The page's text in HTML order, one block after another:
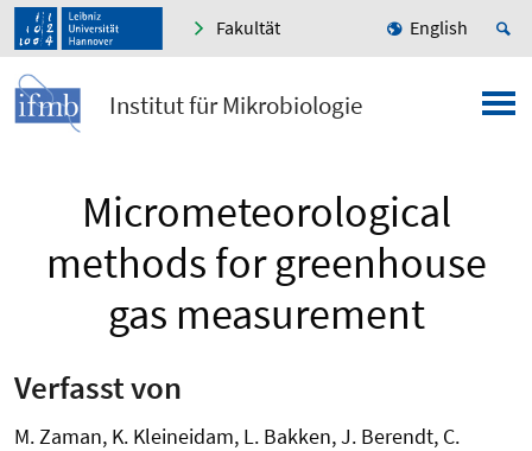
Fakultät English
Institut für Mikrobiologie
Micrometeorological
methods for greenhouse
gas measurement
Verfasst von
M. Zaman, K. Kleineidam, L. Bakken, J. Berendt, C.